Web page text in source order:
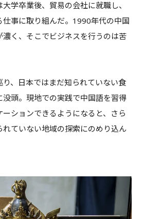
学卒業後、貿易の会社に就職し、
仕事に取り組んだ。1990年代の中国
濃く、そこでビジネスを行うのは苦
、日本ではまだ知られていない食
頭。現地での実践で中国語を習得
ーションできるようになると、さら
れていない地域の探索にのめり込ん